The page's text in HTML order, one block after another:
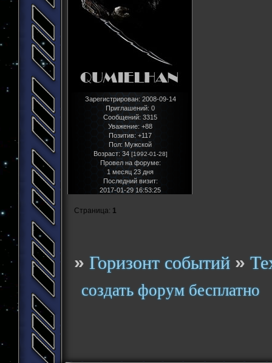
Зарегистрирован: 2008-09-14
Приглашений: 0
Сообщений: 3315
Уважение: +88
Позитив: +117
Пол: Мужской
Возраст: 34 [1992-01-28]
Провел на форуме:
1 месяц 23 дня
Последний визит:
2017-01-29 16:53:25
Страница: 1
»Горизонт событий »
создать форум бесплатно